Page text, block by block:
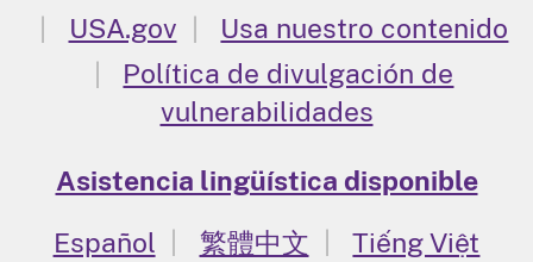
USA.gov
Usa nuestro contenido
Política de divulgación de
vulnerabilidades
Asistencia lingüística disponible
Español
繁體中文
Tiếng Việt